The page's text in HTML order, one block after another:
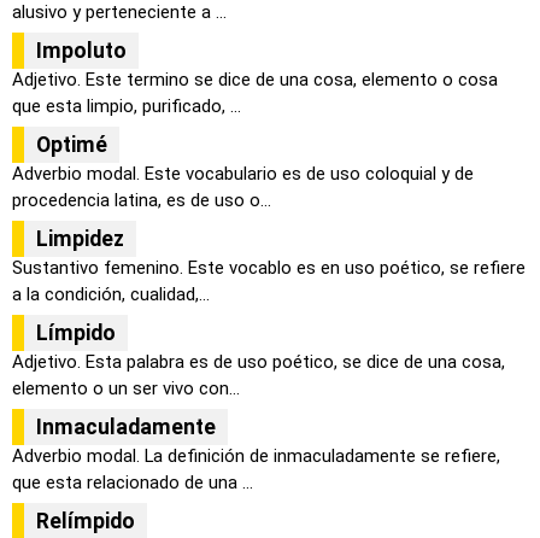
alusivo y perteneciente a ...
Impoluto
Adjetivo. Este termino se dice de una cosa, elemento o cosa
que esta limpio, purificado, ...
Optimé
Adverbio modal. Este vocabulario es de uso coloquial y de
procedencia latina, es de uso o...
Limpidez
Sustantivo femenino. Este vocablo es en uso poético, se refiere
a la condición, cualidad,...
Límpido
Adjetivo. Esta palabra es de uso poético, se dice de una cosa,
elemento o un ser vivo con...
Inmaculadamente
Adverbio modal. La definición de inmaculadamente se refiere,
que esta relacionado de una ...
Relímpido